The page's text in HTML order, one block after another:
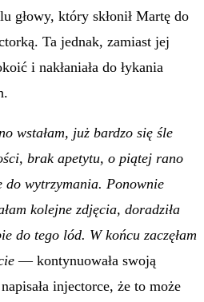
głowy, który skłonił Martę do
Ta jednak, zamiast jej
i nakłaniała do łykania
wstałam, już bardzo się śle
brak apetytu, o piątej rano
do wytrzymania. Ponownie
kolejne zdjęcia, doradziła
do tego lód. W końcu zaczęłam
— kontynuowała swoją
injectorce, że to może